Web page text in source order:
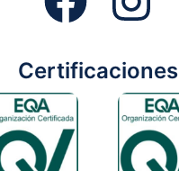
Certificaciones